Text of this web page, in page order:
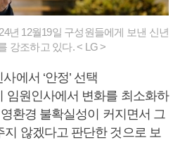
년 12월19일 구성원들에게 보낸 신년
강조하고 있다. < LG >
에서 ‘안정’ 선택
임원인사에서 변화를 최소화하
영환경 불확실성이 커지면서 그
않겠다고 판단한 것으로 보